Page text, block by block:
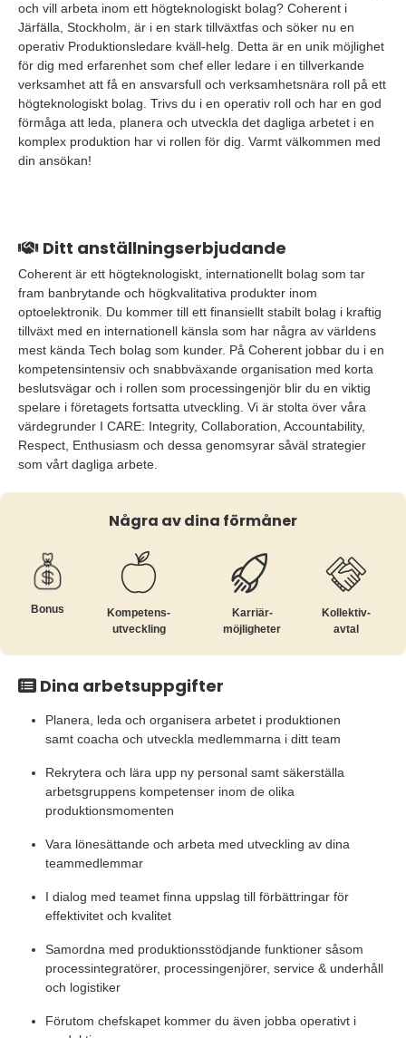
och vill arbeta inom ett högteknologiskt bolag? Coherent i
Järfälla, Stockholm, är i en stark tillväxtfas och söker nu en
operativ Produktionsledare kväll-helg. Detta är en unik möjlighet
för dig med erfarenhet som chef eller ledare i en tillverkande
verksamhet att få en ansvarsfull och verksamhetsnära roll på ett
högteknologiskt bolag. Trivs du i en operativ roll och har en god
förmåga att leda, planera och utveckla det dagliga arbetet i en
komplex produktion har vi rollen för dig. Varmt välkommen med
din ansökan!
Ditt anställningserbjudande
Coherent är ett högteknologiskt, internationellt bolag som tar
fram banbrytande och högkvalitativa produkter inom
optoelektronik. Du kommer till ett finansiellt stabilt bolag i kraftig
tillväxt med en internationell känsla som har några av världens
mest kända Tech bolag som kunder. På Coherent jobbar du i en
kompetensintensiv och snabbväxande organisation med korta
beslutsvägar och i rollen som processingenjör blir du en viktig
spelare i företagets fortsatta utveckling. Vi är stolta över våra
värdegrunder I CARE: Integrity, Collaboration, Accountability,
Respect, Enthusiasm och dessa genomsyrar såväl strategier
som vårt dagliga arbete.
Några av dina förmåner
Bonus
Kompetens­
utveckling
Karriär­
möjligheter
Kollektiv­
avtal
Dina arbetsuppgifter
Planera, leda och organisera arbetet i produktionen
samt coacha och utveckla medlemmarna i ditt team
Rekrytera och lära upp ny personal samt säkerställa
arbetsgruppens kompetenser inom de olika
produktionsmomenten
Vara lönesättande och arbeta med utveckling av dina
teammedlemmar
I dialog med teamet finna uppslag till förbättringar för
effektivitet och kvalitet
Samordna med produktionsstödjande funktioner såsom
processintegratörer, processingenjörer, service & underhåll
och logistiker
Förutom chefskapet kommer du även jobba operativt i